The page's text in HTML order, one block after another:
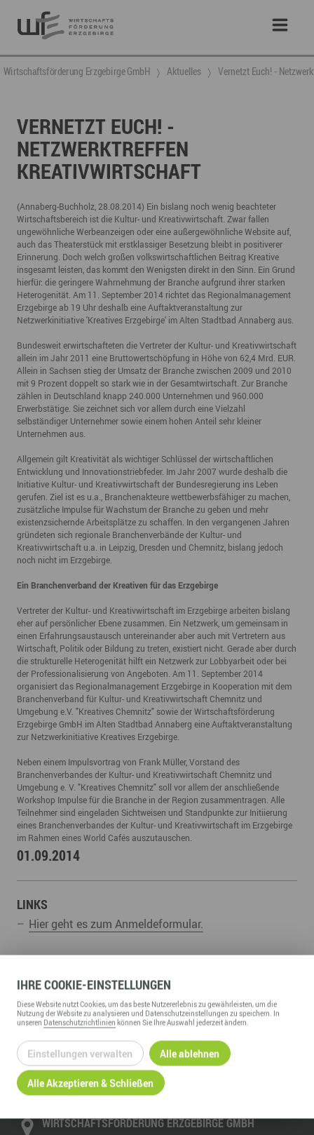
Wirtschaftsförderung Erzgebirge GmbH Aktuelles ​Vernetzt Euch! -
​VERNETZT EUCH! -
NETZWERKTREFFEN
KREATIVWIRTSCHAFT
(Annaberg-Buchholz, 28.08.2014) Ein bislang noch wenig beachteter
Wirtschaftsbereich ist die Kultur- und Kreativwirtschaft. Zwar fallen
ungewöhnliche Werbeanzeigen oder eine außergewöhnliche Website auf,
auch das Theaterstück mit erstklassiger Besetzung bleibt in positiverer
Erinnerung. Doch welch großen volkswirtschaftlichen Beitrag Kreative
insgesamt leisten, das kommt den Wenigsten direkt in den Sinn. Ein Grund
hierfür: die geringere Wahrnehmung der Branche aufgrund ihrer starken
Heterogenität. Am 11. September 2014 richtet das Regionalmanagement
Erzgebirge ab 19 Uhr deshalb eine Auftaktveranstaltung zur
Netzwerkinitiative 'Kreatives Erzgebirge' im Alten Stadtbad Annaberg aus.
Bundesweit erwirtschafteten die Vertreter der Kultur- und Kreativwirtschaft
allein im Jahr 2011 eine Bruttowertschöpfung in Höhe von 62,4 Mrd. EUR.
Allein in Sachsen stieg der Umsatz der Branche zwischen 2009 und 2010
mit 9 Prozent doppelt so stark wie in der Gesamtwirtschaft. Zur Branche
zählen in Deutschland knapp 240.000 Unternehmen und 960.000
Erwerbstätige. Sie zeichnet sich vor allem durch eine Vielzahl
selbständiger Unternehmer sowie einem hohen Anteil sehr kleiner
Unternehmen aus.
Allgemein gilt Kreativität als wichtiger Schlüssel der wirtschaftlichen
Entwicklung und Innovationstriebfeder. Im Jahr 2007 wurde deshalb die
Initiative Kultur- und Kreativwirtschaft der Bundesregierung ins Leben
gerufen. Ziel ist es u.a., Branchenakteure wettbewerbsfähiger zu machen,
zusätzliche Impulse für Wachstum der Branche zu geben und mehr
existenzsichernde Arbeitsplätze zu schaffen. In den vergangenen Jahren
gründeten sich regionale Branchenverbände der Kultur- und
Kreativwirtschaft u.a. in Leipzig, Dresden und Chemnitz, bislang jedoch
noch nicht im Erzgebirge.
Ein Branchenverband der Kreativen für das Erzgebirge
Vertreter der Kultur- und Kreativwirtschaft im Erzgebirge arbeiten bislang
eher auf persönlicher Ebene zusammen. Ein Netzwerk, um gemeinsam in
einen Erfahrungsaustausch untereinander aber auch mit Vertretern aus
Wirtschaft, Politik oder Bildung zu treten, existiert nicht. Gerade aber durch
die strukturelle Heterogenität hilft ein Netzwerk zur Lobbyarbeit oder bei
der Professionalisierung von Angeboten. Am 11. September 2014
organisiert das Regionalmanagement Erzgebirge in Kooperation mit dem
Branchenverband für Kultur- und Kreativwirtschaft Chemnitz und
Umgebung e.V. "Kreatives Chemnitz" sowie der Wirtschaftsförderung
Erzgebirge GmbH im Alten Stadtbad Annaberg eine Auftaktveranstaltung
zur Netzwerkinitiative Kreatives Erzgebirge.
Neben einem Impulsvortrag von Frank Müller, Vorstand des
Branchenverbandes der Kultur- und Kreativwirtschaft Chemnitz und
Umgebung e. V. "Kreatives Chemnitz" soll vor allem der anschließende
Workshop Impulse für die Branche in der Region zusammentragen. Alle
Teilnehmer sind eingeladen Sichtweisen und Standpunkte zur Initiierung
eines Branchenverbandes der Kultur- und Kreativwirtschaft im Erzgebirge
im Rahmen eines World Cafés auszutauschen.
01.09.2014
LINKS
Hier geht es zum Anmeldeformular.
ZURÜCK ZUR ÜBERSICHT
WIRTSCHAFTSFÖRDERUNG ERZGEBIRGE GMBH
IHRECOOKIE-EINSTELLUNGEN
DieseWebsitenutzt Cookies, um das beste Nutzererlebnis zu gewährleisten, um die
Nutzung derWebsitezu analysieren und Datenschutzeinstellungen zu speichern. In
unseren Datenschutzrichtlinien können Sie Ihre Auswahl jederzeit ändern.
Einstellungen verwalten Alle ablehnen
Alle Akzeptieren & Schließen